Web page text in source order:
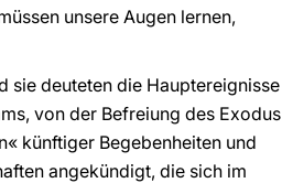
unsere Augen lernen,
sie deuteten die Hauptereignisse
von der Befreiung des Exodus
künftiger Begebenheiten und
angekündigt, die sich im